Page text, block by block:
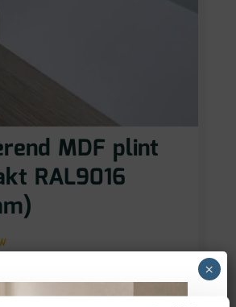
MDF plint
RAL9016
×